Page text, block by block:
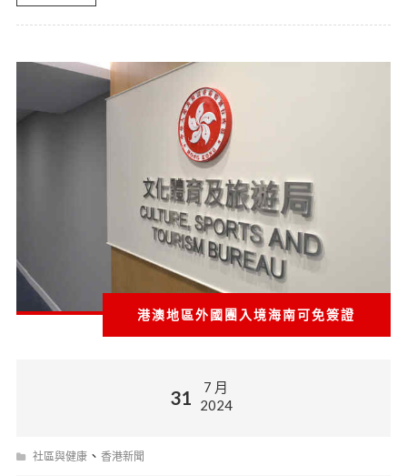
港澳地區外國團入境海南可免簽證
31
7 月
2024
社區與健康、 香港新聞